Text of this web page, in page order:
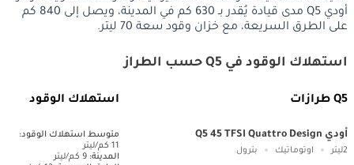
أودي Q5 مدى قيادة يُقدر بـ 630 كم في المدينة، ويصل إلى 840 كم
على الطرق السريعة، مع خزان وقود سعة 70 ليتر.
استهلاك الوقود في Q5 حسب الطراز
Q5 طرازات استهلاك الوقود
أودي Q5 45 TFSI Quattro Design
2ليتر اوتوماتيك بترول
متوسط ​​استهلاك الوقود:
11 كم/ليتر
المدينة: 9 كم/ليتر